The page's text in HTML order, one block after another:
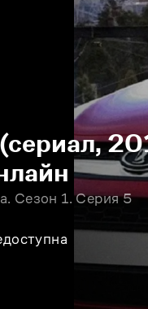
Сезон 1. Серия 5